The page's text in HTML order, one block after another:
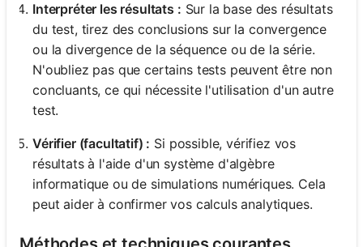
Interpréter les résultats : Sur la base des résultats
du test, tirez des conclusions sur la convergence
ou la divergence de la séquence ou de la série.
N'oubliez pas que certains tests peuvent être non
concluants, ce qui nécessite l'utilisation d'un autre
test.
Vérifier (facultatif) : Si possible, vérifiez vos
résultats à l'aide d'un système d'algèbre
informatique ou de simulations numériques. Cela
peut aider à confirmer vos calculs analytiques.